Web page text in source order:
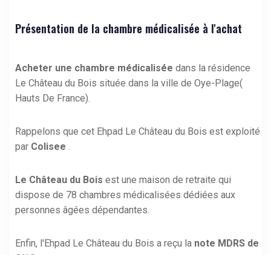
Présentation de la chambre médicalisée à l'achat
Acheter une chambre médicalisée dans la résidence
Le Château du Bois située dans la ville de Oye-Plage(
Hauts De France).
Rappelons que cet Ehpad Le Château du Bois est exploité
par Colisee
Le Château du Bois est une maison de retraite qui
dispose de 78 chambres médicalisées dédiées aux
personnes âgées dépendantes.
Enfin, l'Ehpad Le Château du Bois a reçu la note MDRS de